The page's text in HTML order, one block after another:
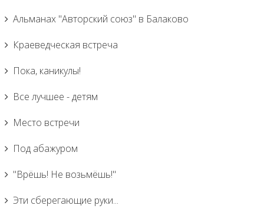
Альманах "Авторский союз" в Балаково
Краеведческая встреча
Пока, каникулы!
Все лучшее - детям
Место встречи
Под абажуром
"Врёшь! Не возьмёшь!"
Эти сберегающие руки...